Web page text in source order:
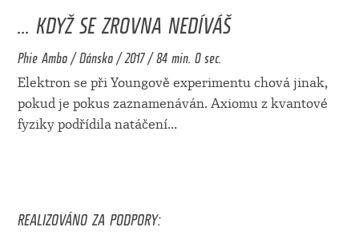
... KDYŽ SE ZROVNA NEDÍVÁŠ
Phie Ambo / Dánsko / 2017 / 84 min. 0 sec.
Elektron se při Youngově experimentu chová jinak,
pokud je pokus zaznamenáván. Axiomu z kvantové
fyziky podřídila natáčení...
REALIZOVÁNO ZA PODPORY: